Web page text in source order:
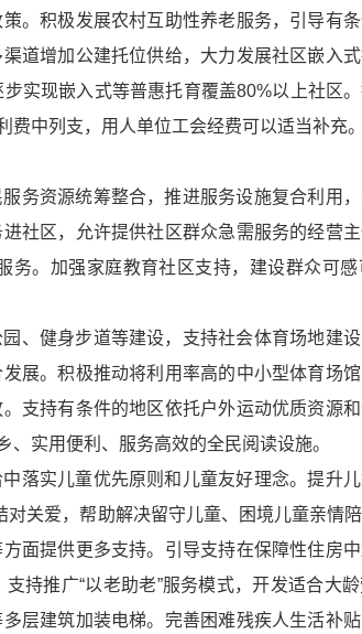
。积极发展农村互助性养老服务，引导有
道增加公建托位供给，大力发展社区嵌入
实现嵌入式等普惠托育覆盖80%以上社区
中列支，用人单位工会经费可以适当补充。
务资源统筹整合，推进服务设施复合利用
社区，允许提供社区群众急需服务的经营
。加强家庭教育社区支持，建设群众可
、健身步道等建设，支持社会体育场地建
展。积极推动将利用率高的中小型体育场
支持有条件的地区依托户外运动优质资源
实用便利、服务高效的全民阅读设施。
落实儿童优先原则和儿童友好理念。提升
关爱，帮助解决留守儿童、困境儿童亲情
面提供更多支持。引导支持在保障性住房
持推广“以老助老”服务模式，开发适合大
层建筑加装电梯。完善困难残疾人生活补